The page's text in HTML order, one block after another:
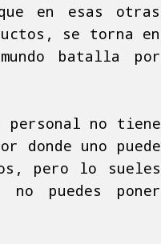
en esas otras
se torna en
batalla por
no tiene
donde uno puede
pero lo sueles
puedes poner